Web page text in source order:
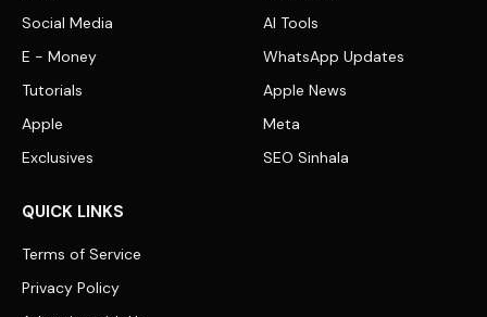
Social Media
E - Money
Tutorials
Apple
Exclusives
AI Tools
WhatsApp Updates
Apple News
Meta
SEO Sinhala
QUICK LINKS
Terms of Service
Privacy Policy